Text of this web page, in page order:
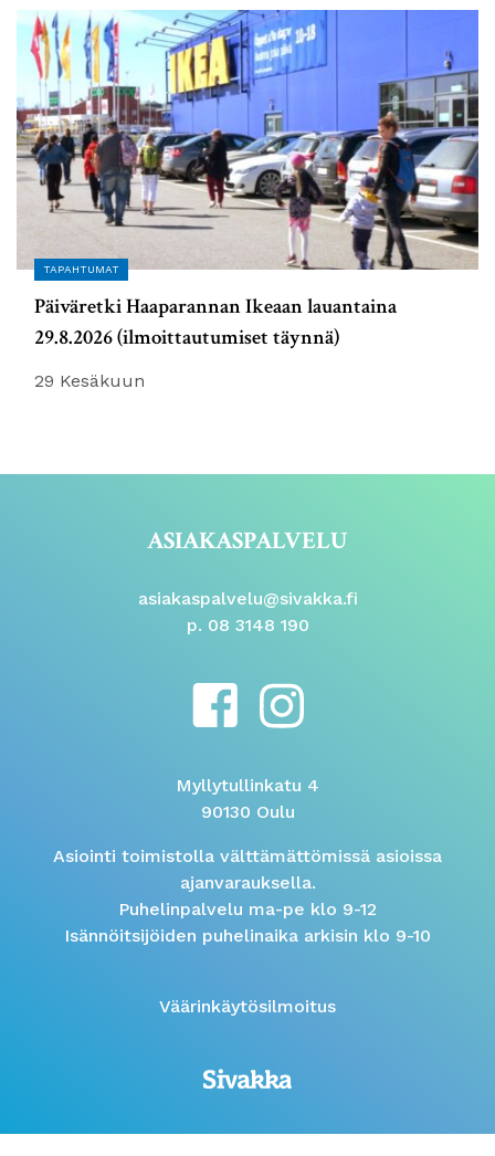
TAPAHTUMAT
Päiväretki Haaparannan Ikeaan lauantaina
29.8.2026 (ilmoittautumiset täynnä)
29 Kesäkuun
ASIAKASPALVELU
asiakaspalvelu@sivakka.fi
p. 08 3148 190
Myllytullinkatu 4
90130 Oulu
Asiointi toimistolla välttämättömissä asioissa
ajanvarauksella.
Puhelinpalvelu ma-pe klo 9-12
Isännöitsijöiden puhelinaika arkisin klo 9-10
Väärinkäytösilmoitus